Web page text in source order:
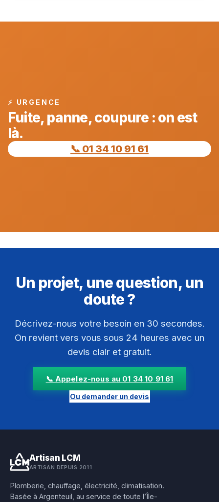
⚡ URGENCE
Fuite, panne, coupure : on est
là.
📞 01 34 10 91 61
Un projet, une question, un
doute ?
Décrivez-nous votre besoin en 30 secondes.
On revient vers vous sous 24 heures avec un
devis clair et gratuit.
📞 Appelez-nous au 01 34 10 91 61
Ou demander un devis
Artisan LCM
ARTISAN DEPUIS 2011
Plomberie, chauffage, électricité, climatisation.
Basée à Argenteuil, au service de toute l’Île-